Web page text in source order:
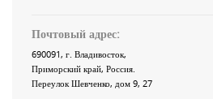
Почтовый адрес:
690091, г. Владивосток,
Приморский край, Россия
Переулок Шевченко, дом 9, 27